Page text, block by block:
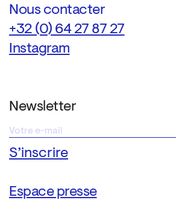
Nous contacter
+32 (0) 64 27 87 27
Instagram
Newsletter
Espace presse